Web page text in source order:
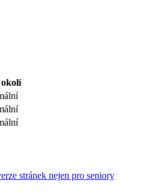
stránek nejen pro seniory